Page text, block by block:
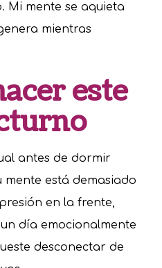
Mi mente se aquieta
mientras
este
antes de dormir
mente está demasiado
en la frente,
día emocionalmente
desconectar de